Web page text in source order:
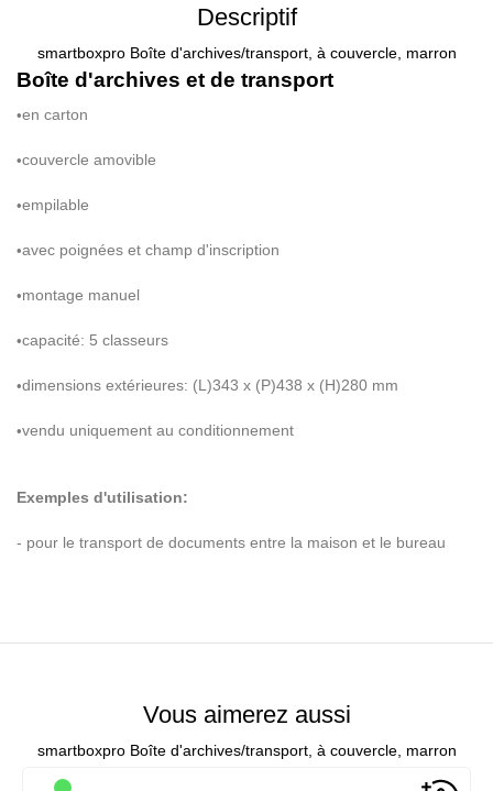
Descriptif
smartboxpro Boîte d'archives/transport, à couvercle, marron
Boîte d'archives et de transport
•en carton
•couvercle amovible
•empilable
•avec poignées et champ d'inscription
•montage manuel
•capacité: 5 classeurs
•dimensions extérieures: (L)343 x (P)438 x (H)280 mm
•vendu uniquement au conditionnement
Exemples d'utilisation:
- pour le transport de documents entre la maison et le bureau
Vous aimerez aussi
smartboxpro Boîte d'archives/transport, à couvercle, marron